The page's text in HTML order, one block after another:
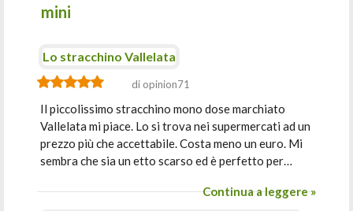
mini
Lo stracchino Vallelata
di opinion71
Il piccolissimo stracchino mono dose marchiato
Vallelata mi piace. Lo si trova nei supermercati ad un
prezzo più che accettabile. Costa meno un euro. Mi
sembra che sia un etto scarso ed è perfetto per…
Continua a leggere »